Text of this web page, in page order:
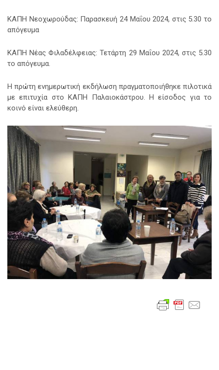
ΚΑΠΗ Νεοχωρούδας: Παρασκευή 24 Μαΐου 2024, στις 5.30 το
απόγευμα
ΚΑΠΗ Νέας Φιλαδέλφειας: Τετάρτη 29 Μαΐου 2024, στις 5.30
το απόγευμα.
Η πρώτη ενημερωτική εκδήλωση πραγματοποιήθηκε πιλοτικά
με επιτυχία στο ΚΑΠΗ Παλαιοκάστρου. Η είσοδος για το
κοινό είναι ελεύθερη.